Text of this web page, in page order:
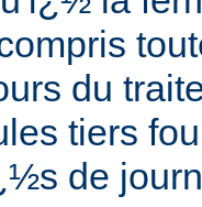
du
tiers
de